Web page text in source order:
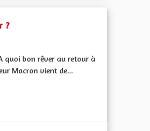
?
quoi bon rêver au retour à
Macron vient de...
: Autres